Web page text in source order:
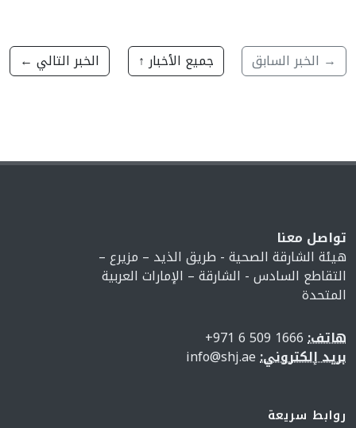
→ الخبر السابق جميع الأخبار ↑ الخبر التالي ←
تواصل معنا
هيئة الشارقة الصحية - طريق الذيد – مزيرع –
التقاطع السادس - الشارقة – الإمارات العربية
المتحدة
هاتف:
بريد إلكتروني:
روابط سريعة